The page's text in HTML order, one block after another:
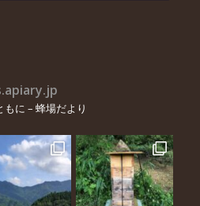
に – 蜂場だより